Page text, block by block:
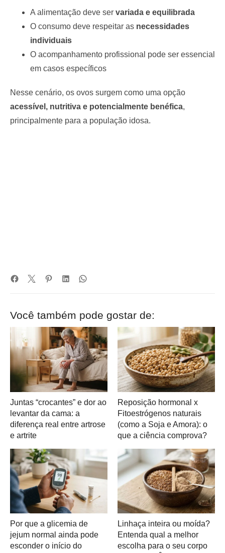
A alimentação deve ser variada e equilibrada
O consumo deve respeitar as necessidades
individuais
O acompanhamento profissional pode ser essencial
em casos específicos
Nesse cenário, os ovos surgem como uma opção
acessível, nutritiva e potencialmente benéfica,
principalmente para a população idosa.
Você também pode gostar de:
Juntas “crocantes” e dor ao
levantar da cama: a
diferença real entre artrose
e artrite
Reposição hormonal x
Fitoestrógenos naturais
(como a Soja e Amora): o
que a ciência comprova?
Por que a glicemia de
jejum normal ainda pode
esconder o início do
Linhaça inteira ou moída?
Entenda qual a melhor
escolha para o seu corpo